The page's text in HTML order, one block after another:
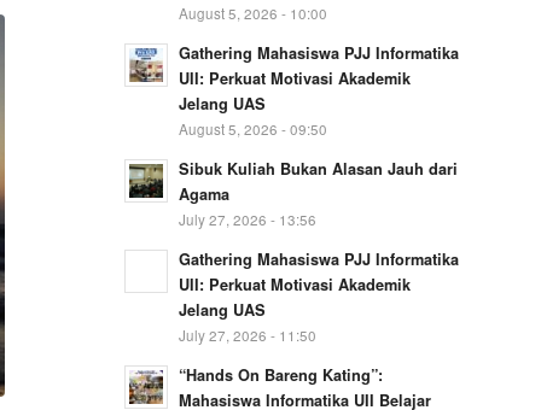
August 5, 2026 - 10:00
Gathering Mahasiswa PJJ Informatika
UII: Perkuat Motivasi Akademik
Jelang UAS
August 5, 2026 - 09:50
Sibuk Kuliah Bukan Alasan Jauh dari
Agama
July 27, 2026 - 13:56
Gathering Mahasiswa PJJ Informatika
UII: Perkuat Motivasi Akademik
Jelang UAS
July 27, 2026 - 11:50
“Hands On Bareng Kating”:
Mahasiswa Informatika UII Belajar